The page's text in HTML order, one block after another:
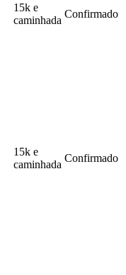
15k e
caminhada
Confirmado
15k e
caminhada
Confirmado